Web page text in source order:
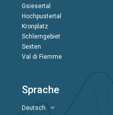
Gsiesertal
Hochpustertal
Kronplatz
Schlerngebiet
Sexten
Val di Fiemme
Sprache
Deutsch